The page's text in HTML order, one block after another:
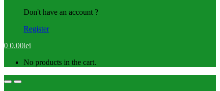
Don't have an account ?
Register
0 0.00lei
No products in the cart.